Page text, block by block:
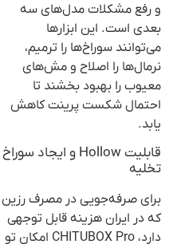
و رفع مشکلات مدل‌های سه
بعدی است. این ابزارها
می‌توانند سوراخ‌ها را ترمیم،
نرمال‌ها را اصلاح و مش‌های
معیوب را بهبود بخشند تا
احتمال شکست پرینت کاهش
یابد.
قابلیت Hollow و ایجاد سوراخ
تخلیه
برای صرفه‌جویی در مصرف رزین
که در ایران هزینه قابل توجهی
دارد، CHITUBOX Pro امکان تو